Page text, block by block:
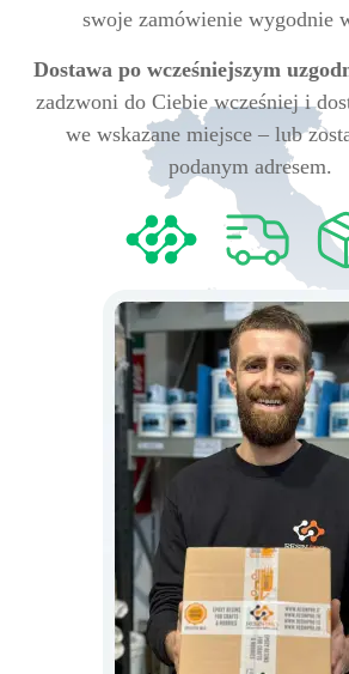
swoje zamówienie wygodnie
Dostawa po wcześniejszym
zadzwoni do Ciebie wcześniej i
we wskazane miejsce – lub
podanym adresem.